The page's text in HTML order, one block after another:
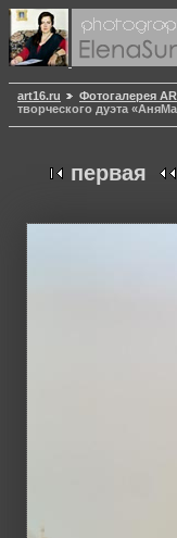
art16.ru Фотогалерея
творческого дуэта
первая